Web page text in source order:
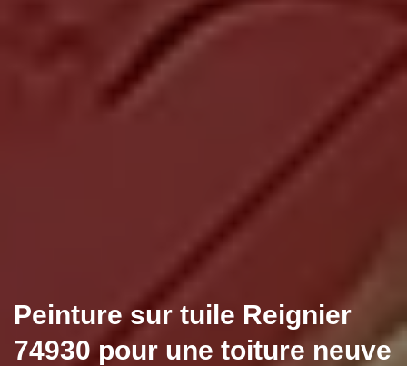
Peinture sur tuile Reignier
74930 pour une toiture neuve